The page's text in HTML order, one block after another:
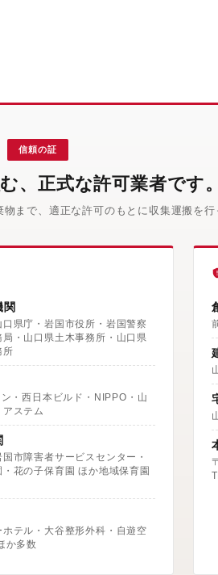
信頼の証
、正式な許可業者です。
まで、適正な許可のもとに収集運搬を行
関
県庁・岩国市役所・岩国警察
・山口県土木事務所・山口県
所
・西日本ビルド・NIPPO・山
アステム
市障害者サービスセンター・
花の子保育園 ほか地域保育園
テル・大谷整形外科・自遊空
か多数